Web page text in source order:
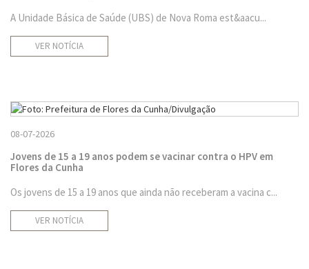
A Unidade Básica de Saúde (UBS) de Nova Roma est&aacu...
VER NOTÍCIA
08-07-2026
Jovens de 15 a 19 anos podem se vacinar contra o HPV em
Flores da Cunha
Os jovens de 15 a 19 anos que ainda não receberam a vacina c...
VER NOTÍCIA